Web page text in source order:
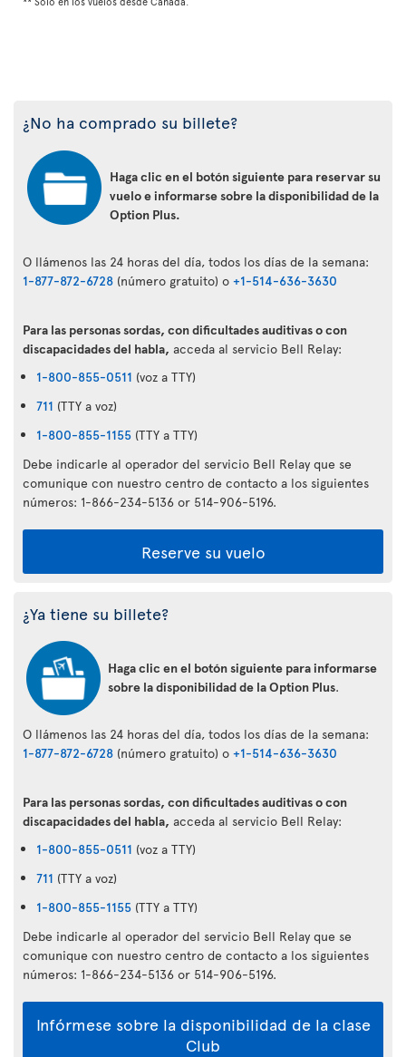
¿No ha comprado su billete?
Haga clic en el botón siguiente para reservar su
vuelo e informarse sobre la disponibilidad de la
Option Plus.
O llámenos las 24 horas del día, todos los días de la semana:
1-877-872-6728 (número gratuito) o +1-514-636-3630
Para las personas sordas, con dificultades auditivas o con
discapacidades del habla, acceda al servicio Bell Relay:
1-800-855-0511 (voz a TTY)
711 (TTY a voz)
1-800-855-1155 (TTY a TTY)
Debe indicarle al operador del servicio Bell Relay que se
comunique con nuestro centro de contacto a los siguientes
números: 1-866-234-5136 or 514-906-5196.
Reserve su vuelo
¿Ya tiene su billete?
Haga clic en el botón siguiente para informarse
sobre la disponibilidad de la Option Plus.
O llámenos las 24 horas del día, todos los días de la semana:
1-877-872-6728 (número gratuito) o +1-514-636-3630
Para las personas sordas, con dificultades auditivas o con
discapacidades del habla, acceda al servicio Bell Relay:
1-800-855-0511 (voz a TTY)
711 (TTY a voz)
1-800-855-1155 (TTY a TTY)
Debe indicarle al operador del servicio Bell Relay que se
comunique con nuestro centro de contacto a los siguientes
números: 1-866-234-5136 or 514-906-5196.
Infórmese sobre la disponibilidad de la clase
Club